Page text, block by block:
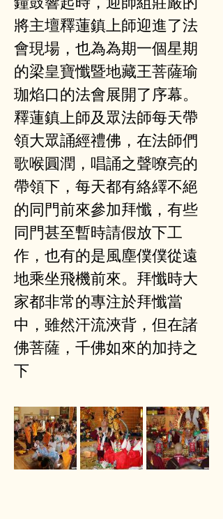
將主壇釋蓮鎮上師迎進了法
會現場，也為為期一個星期
的梁皇寶懺暨地藏王菩薩瑜
珈焰口的法會展開了序幕。
釋蓮鎮上師及眾法師每天帶
領大眾誦經禮佛，在法師們
歌喉圓潤，唱誦之聲嘹亮的
帶領下，每天都有絡繹不絕
的同門前來參加拜懺，有些
同門甚至暫時請假放下工
作，也有的是風塵僕僕從遠
地乘坐飛機前來。拜懺時大
家都非常的專注於拜懺當
中，雖然汗流浹背，但在諸
佛菩薩，千佛如來的加持之
下